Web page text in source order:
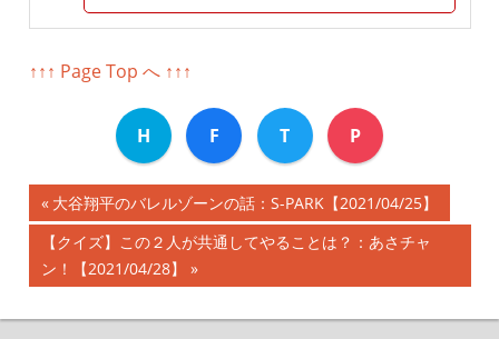
↑↑↑ Page Top へ ↑↑↑
H F T P
投
稿
ナ
前
の
記
事:
大谷翔平のバレルゾーンの話：S-PARK【2021/04/25】
次
の
事:
【クイズ】この２人が共通してやることは？：あさチャ
ン！【2021/04/28】